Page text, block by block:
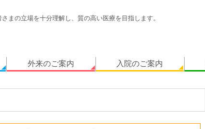
さまの立場を十分理解し、質の高い医療を目指します。
外来のご案内 入院のご案内